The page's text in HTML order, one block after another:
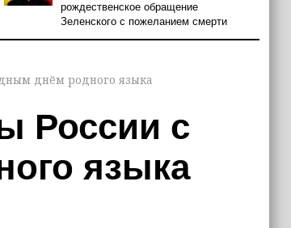
рождественское обращение
Зеленского с пожеланием смерти
днём родного языка
России с
языка